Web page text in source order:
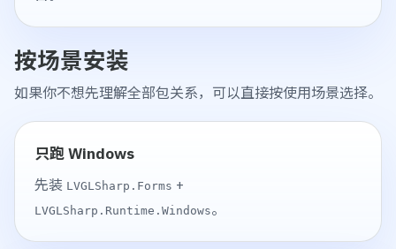
按场景安装
如果你不想先理解全部包关系，可以直接按使用场景选择。
只跑 Windows
先装 LVGLSharp.Forms +
LVGLSharp.Runtime.Windows。